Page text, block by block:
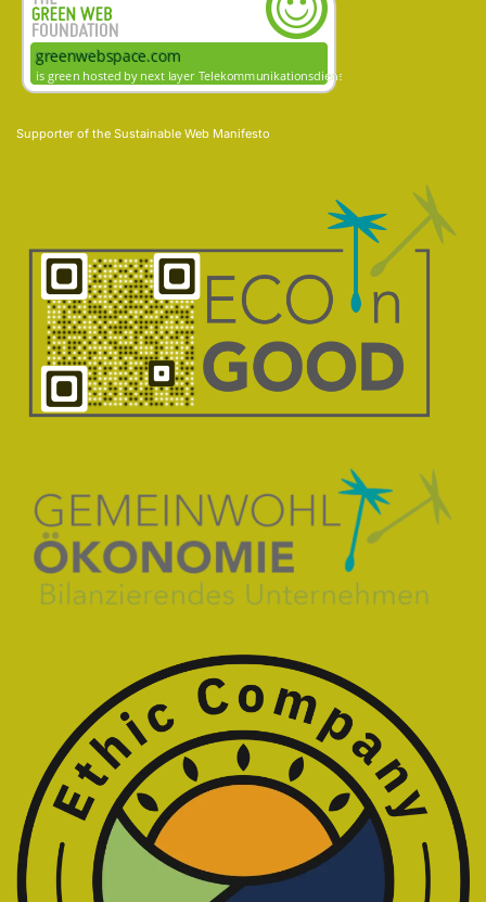
Supporter of the Sustainable Web Manifesto